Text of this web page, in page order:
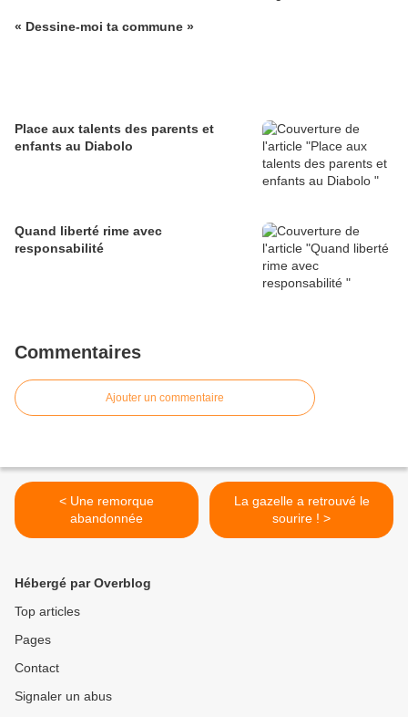
« Dessine-moi ta commune »
Place aux talents des parents et
enfants au Diabolo
Quand liberté rime avec
responsabilité
Commentaires
Ajouter un commentaire
< Une remorque
abandonnée
La gazelle a retrouvé le
sourire ! >
Hébergé par Overblog
Top articles
Pages
Contact
Signaler un abus